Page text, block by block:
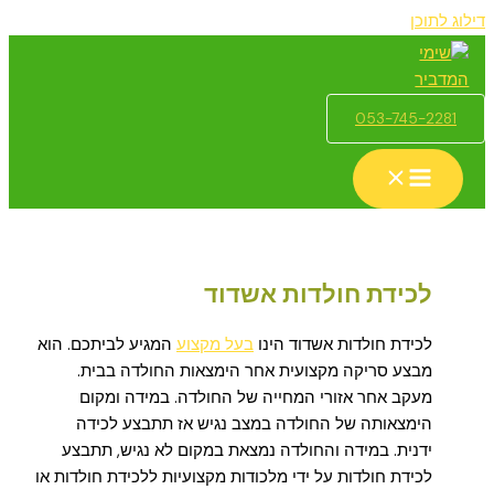
דילוג לתוכן
053-745-2281
לכידת חולדות אשדוד
לכידת חולדות אשדוד הינו בעל מקצוע המגיע לביתכם. הוא
מבצע סריקה מקצועית אחר הימצאות החולדה בבית.
מעקב אחר אזורי המחייה של החולדה. במידה ומקום
הימצאותה של החולדה במצב נגיש אז תתבצע לכידה
ידנית. במידה והחולדה נמצאת במקום לא נגיש, תתבצע
לכידת חולדות על ידי מלכודות מקצועיות ללכידת חולדות או